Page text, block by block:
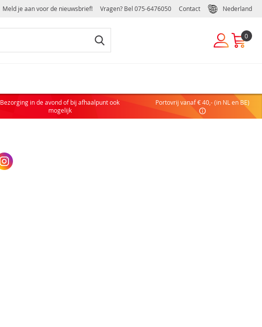
Meld je aan voor de nieuwsbrief! Vragen? Bel 075-6476050 Contact Nederland
0
Als je nog geen account hebt, maak dan eenvoudig en snel een
particulier of zakelijk account aan:
Bezorging in de avond of bij afhaalpunt ook
mogelijk
Portovrij vanaf € 40,- (in NL en BE)